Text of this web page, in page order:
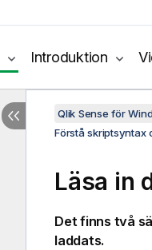
Introduktion
Qlik Sense för
Förstå skriptsyntax
Läsa in
Det finns två
laddats.